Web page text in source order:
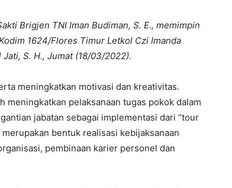
Brigjen TNI Iman Budiman, S. E., memimpin
1624/Flores Timur Letkol Czi Imanda
S. H., Jumat (18/03/2022).
meningkatkan motivasi dan kreativitas.
meningkatkan pelaksanaan tugas pokok dalam
jabatan sebagai implementasi dari “tour
bentuk realisasi kebijaksanaan
pembinaan karier personel dan